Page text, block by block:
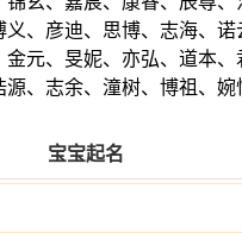
、彦迪、思博、志海、
元、旻妮、亦弘、道本
、志余、潼树、博祖、
宝宝起名